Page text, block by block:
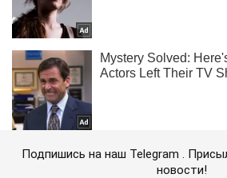
Подпишись на наш Telegram .
новости!